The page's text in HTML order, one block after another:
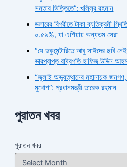
সমতার ভিত্তিতে”: খলিলুর রহমান
ডলারের বিপরীতে টাকা ব্যতিক্রমী
০.৫৯%, যা এশিয়ায় অন্যতম সেরা
“যে ডকুমেন্টারিতে আবু সাঈদের ছবি
ভারপ্রাপ্ত রাষ্ট্রপতি হাফিজ উদ্দিন
“জুলাই অভ্যুত্থানের মহানায়ক জনগণ,
মুখোশ”: প্রধানমন্ত্রী তারেক রহমান
পুরাতন খবর
পুরাতন খবর